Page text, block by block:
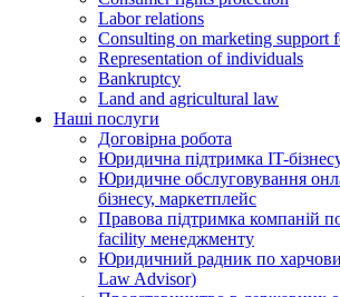
Labor relations
Consulting on marketing support
Representation of individuals
Bankruptcy
Land and agricultural law
Наші послуги
Договірна робота
Юридична підтримка IT-
Юридичне обслуговування
бізнесу, маркетплейс
Правова підтримка компаній
facility менеджменту
Юридичний радник по
Law Advisor)